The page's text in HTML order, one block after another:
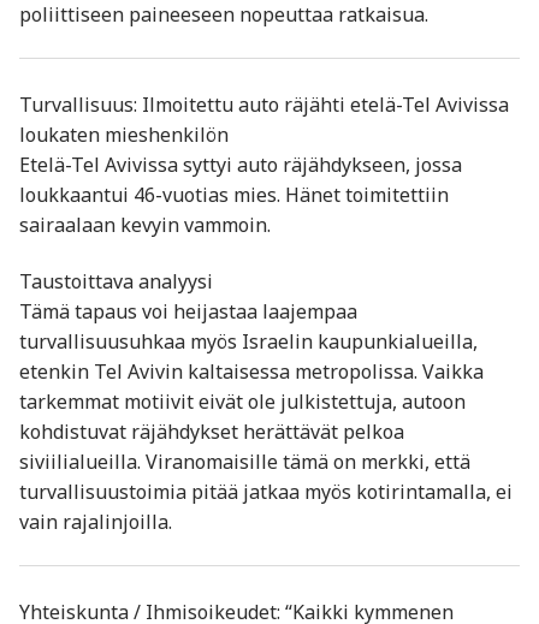
poliittiseen paineeseen nopeuttaa ratkaisua.
Turvallisuus: Ilmoitettu auto räjähti etelä-Tel Avivissa
loukaten mieshenkilön
Etelä-Tel Avivissa syttyi auto räjähdykseen, jossa
loukkaantui 46-vuotias mies. Hänet toimitettiin
sairaalaan kevyin vammoin.
Taustoittava analyysi
Tämä tapaus voi heijastaa laajempaa
turvallisuusuhkaa myös Israelin kaupunkialueilla,
etenkin Tel Avivin kaltaisessa metropolissa. Vaikka
tarkemmat motiivit eivät ole julkistettuja, autoon
kohdistuvat räjähdykset herättävät pelkoa
siviilialueilla. Viranomaisille tämä on merkki, että
turvallisuustoimia pitää jatkaa myös kotirintamalla, ei
vain rajalinjoilla.
Yhteiskunta / Ihmisoikeudet: “Kaikki kymmenen